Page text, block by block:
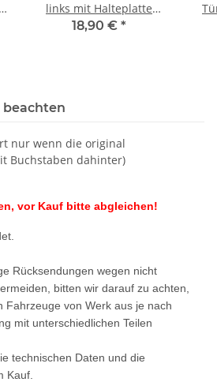
links mit Halteplatte
8Z0839885B Audi A2 8Z
18,90 € *
nur wenn die original
Buchstaben dahinter)
vor Kauf bitte abgleichen!
Rücksendungen wegen nicht
bitten wir darauf zu achten,
Fahrzeuge von Werk aus je nach
mit unterschiedlichen Teilen
technischen Daten und die
Kauf.